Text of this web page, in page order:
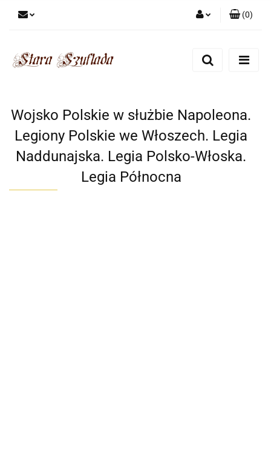
Zarejestruj się
(0)
Wojsko Polskie w służbie Napoleona.
Legiony Polskie we Włoszech. Legia
Naddunajska. Legia Polsko-Włoska.
Legia Północna